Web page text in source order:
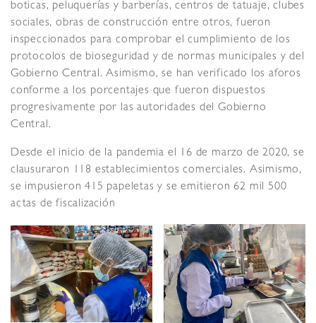
boticas, peluquerías y barberías, centros de tatuaje, clubes
sociales, obras de construcción entre otros, fueron
inspeccionados para comprobar el cumplimiento de los
protocolos de bioseguridad y de normas municipales y del
Gobierno Central. Asimismo, se han verificado los aforos
conforme a los porcentajes que fueron dispuestos
progresivamente por las autoridades del Gobierno
Central.
Desde el inicio de la pandemia el 16 de marzo de 2020, se
clausuraron 118 establecimientos comerciales. Asimismo,
se impusieron 415 papeletas y se emitieron 62 mil 500
actas de fiscalización